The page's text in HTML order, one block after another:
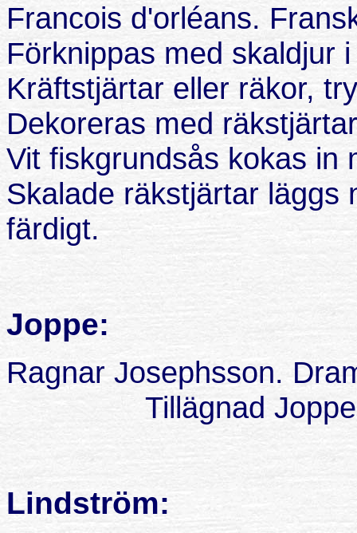
Francois d'orléans.
Förknippas med skaldjur
Kräftstjärtar eller räkor,
Dekoreras med
Vit fiskgrundsås kokas in
Skalade räkstjärtar läggs
färdigt.
Joppe:
Ragnar Josephsson.
Tillägnad
Lindström: